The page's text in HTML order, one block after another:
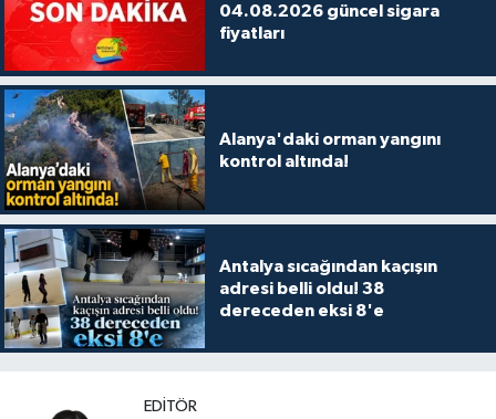
04.08.2026 güncel sigara
fiyatları
Alanya'daki orman yangını
kontrol altında!
Antalya sıcağından kaçışın
adresi belli oldu! 38
dereceden eksi 8'e
EDITÖR